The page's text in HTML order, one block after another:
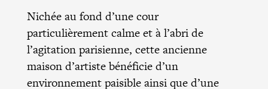
Nichée au fond d’une cour
particulièrement calme et à l’abri de
l’agitation parisienne, cette ancienne
maison d’artiste bénéficie d’un
environnement paisible ainsi que d’une